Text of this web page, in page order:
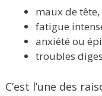
maux de tête,
fatigue
anxiété ou
troubles
C’est l’une des